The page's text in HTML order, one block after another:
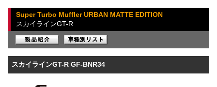
Super Turbo Muffler URBAN MATTE EDITION
スカイラインGT-R
スカイラインGT-R GF-BNR34